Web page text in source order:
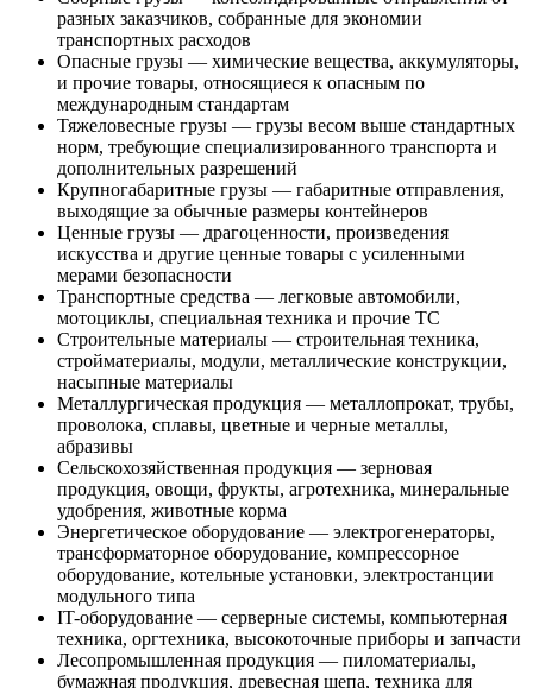
разных заказчиков, собранные для экономии
транспортных расходов
Опасные грузы — химические вещества, аккумуляторы,
и прочие товары, относящиеся к опасным по
международным стандартам
Тяжеловесные грузы — грузы весом выше стандартных
норм, требующие специализированного транспорта и
дополнительных разрешений
Крупногабаритные грузы — габаритные отправления,
выходящие за обычные размеры контейнеров
Ценные грузы — драгоценности, произведения
искусства и другие ценные товары с усиленными
мерами безопасности
Транспортные средства — легковые автомобили,
мотоциклы, специальная техника и прочие ТС
Строительные материалы — строительная техника,
стройматериалы, модули, металлические конструкции,
насыпные материалы
Металлургическая продукция — металлопрокат, трубы,
проволока, сплавы, цветные и черные металлы,
абразивы
Сельскохозяйственная продукция — зерновая
продукция, овощи, фрукты, агротехника, минеральные
удобрения, животные корма
Энергетическое оборудование — электрогенераторы,
трансформаторное оборудование, компрессорное
оборудование, котельные установки, электростанции
модульного типа
IT-оборудование — серверные системы, компьютерная
техника, оргтехника, высокоточные приборы и запчасти
Лесопромышленная продукция — пиломатериалы,
бумажная продукция, древесная щепа, техника для